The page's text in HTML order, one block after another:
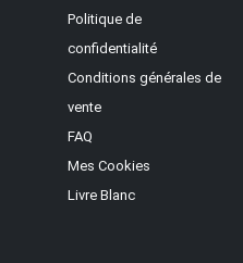
Politique de
confidentialité
Conditions générales de
vente
FAQ
Mes Cookies
Livre Blanc